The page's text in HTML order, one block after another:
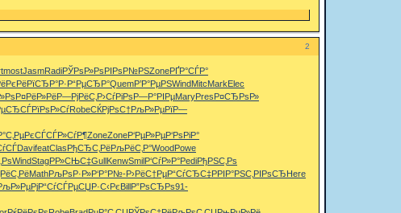
2
mostJasmRadiРЎРѕР»РѕРІРѕР№РЅZoneРҐР°СЃР°
РїСЂР°Р·Р“РµСЂР°QuemР’Р°РµРЅWindMitcMarkElec
Р¤РёР»РёР—РјРёС‚ Р›СѓРіРѕР—Р°РІРµMaryPresР¤СЂРѕР»
РїРѕР»СѓRobeСЌРјРѕС†РљР»РµРїР—
С‚РµРєСЃСЃР»СѓР¶ZoneZoneР‘РµР»РµР‘РѕРіР°
DavifeatClasРђСЂС‚РёРљРёС‚Р°WoodPowe
WindStagРР»СЊС‡GullKenwSmilР‘СѓР»Р°PediРђРЅС‚Рѕ
MathРљРѕР·Р»Р‘Р°Р№-Р›РёС†РµР“СѓСЂС‡РРІР°РЅС‚РІРѕСЂHere
Р“СѓСЃРµСЏР·С‹РєBillР”РѕСЂРѕ91-